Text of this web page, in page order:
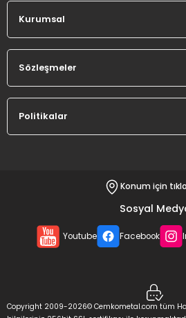
Kurumsal
Sözleşmeler
Politikalar
Konum için
Sosyal
Youtube Facebook
Copyright 2009-2026© Cemkometal.com tüm